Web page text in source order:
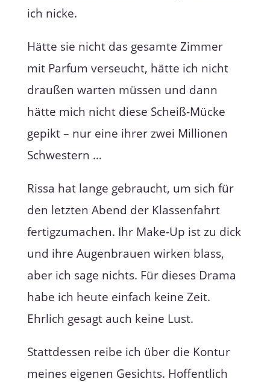
ich nicke.
Hätte sie nicht das gesamte Zimmer
mit Parfum verseucht, hätte ich nicht
draußen warten müssen und dann
hätte mich nicht diese Scheiß-Mücke
gepikt – nur eine ihrer zwei Millionen
Schwestern …
Rissa hat lange gebraucht, um sich für
den letzten Abend der Klassenfahrt
fertigzumachen. Ihr Make-Up ist zu dick
und ihre Augenbrauen wirken blass,
aber ich sage nichts. Für dieses Drama
habe ich heute einfach keine Zeit.
Ehrlich gesagt auch keine Lust.
Stattdessen reibe ich über die Kontur
meines eigenen Gesichts. Hoffentlich